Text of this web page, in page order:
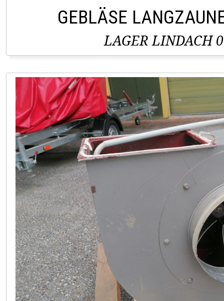
GEBLÄSE
LAGER LINDACH